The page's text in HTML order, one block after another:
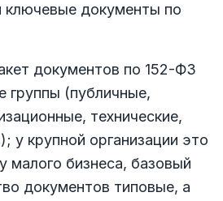
документы по
документов по 152-ФЗ
группы (публичные,
технические,
у крупной организации это
малого бизнеса, базовый
документов типовые, а